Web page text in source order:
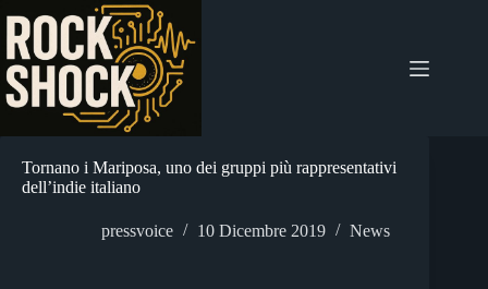
contenuto
Tornano i Mariposa, uno dei gruppi più rappresentativi
dell’indie italiano
pressvoice 10 Dicembre 2019 News